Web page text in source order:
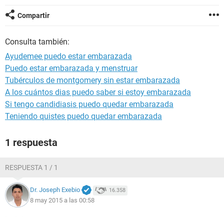
Compartir
Consulta también:
Ayudemee puedo estar embarazada
Puedo estar embarazada y menstruar
Tubérculos de montgomery sin estar embarazada
A los cuántos dias puedo saber si estoy embarazada
Si tengo candidiasis puedo quedar embarazada
Teniendo quistes puedo quedar embarazada
1 respuesta
RESPUESTA 1 / 1
Dr. Joseph Exebio 16.358
8 may 2015 a las 00:58